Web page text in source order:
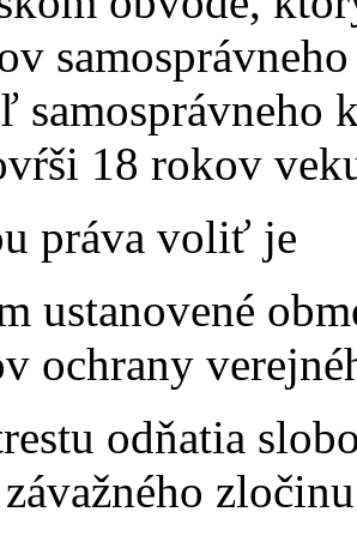
samosprávneho
18 rokov
práva voliť je
ustanovené
ochrany
odňatia